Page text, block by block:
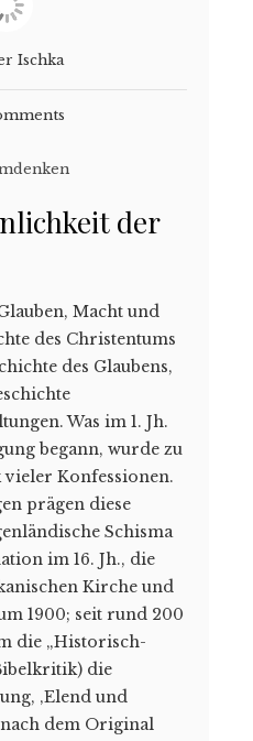
Ischka
der
Macht und
des Christentums
des Glaubens,
Was im 1. Jh.
begann, wurde zu
vieler Konfessionen.
prägen diese
Schisma
im 16. Jh., die
Kirche und
1900; seit rund 200
die „Historisch-
die
‚Elend und
nach dem Original